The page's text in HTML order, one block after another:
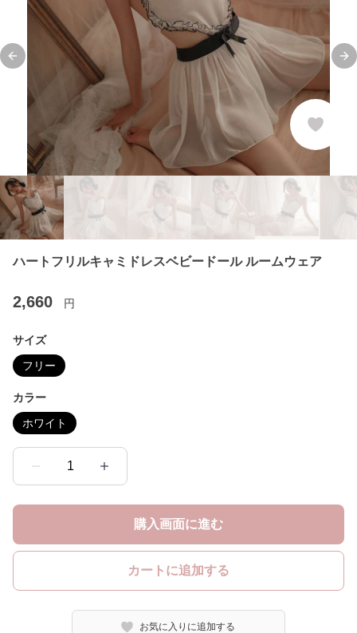
Previous slide
ハートフリルキャミドレスベビードール ルームウェア
2,660 円
サイズ
フリー
カラー
ホワイト
1
購入画面に進む
カートに追加する
お気に入りに追加する